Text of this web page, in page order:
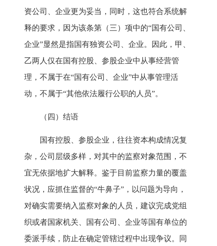
资公司、企业更为妥当，同时，这也符合系统解
释的要求，因为该条第（三）项中的“国有公司、
企业”显然是指国有独资公司、企业。因此，甲、
乙两人仅在国有控股、参股企业中从事经营管
理，不属于在“国有公司、企业”中从事管理活
动，不属于“其他依法履行公职的人员”。
（四）结语
国有控股、参股企业，往往资本构成情况复
杂，公司层级多样，对其中的监察对象范围，不
宜无依据地扩大解释。鉴于目前监察力量的覆盖
状况，应抓住监督的“牛鼻子”，以问题为导向，
对确实需要纳入监察对象的人员，建议完成党组
织或者国家机关、国有公司、企业等国有单位的
委派手续，防止在确定管辖过程中出现争议。同